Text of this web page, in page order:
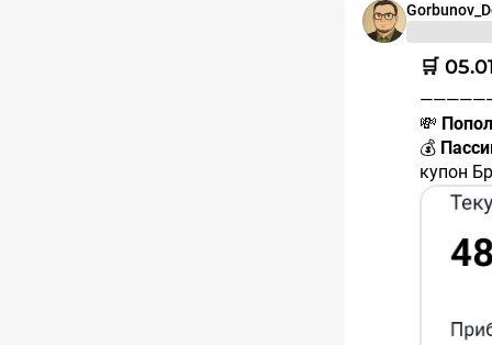
🛒
💸
💰
купон
купон
купон
купон